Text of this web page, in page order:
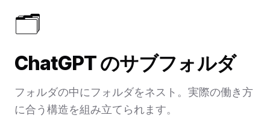
🗂️
ChatGPT のサブフォルダ
フォルダの中にフォルダをネスト。実際の働き方
に合う構造を組み立てられます。